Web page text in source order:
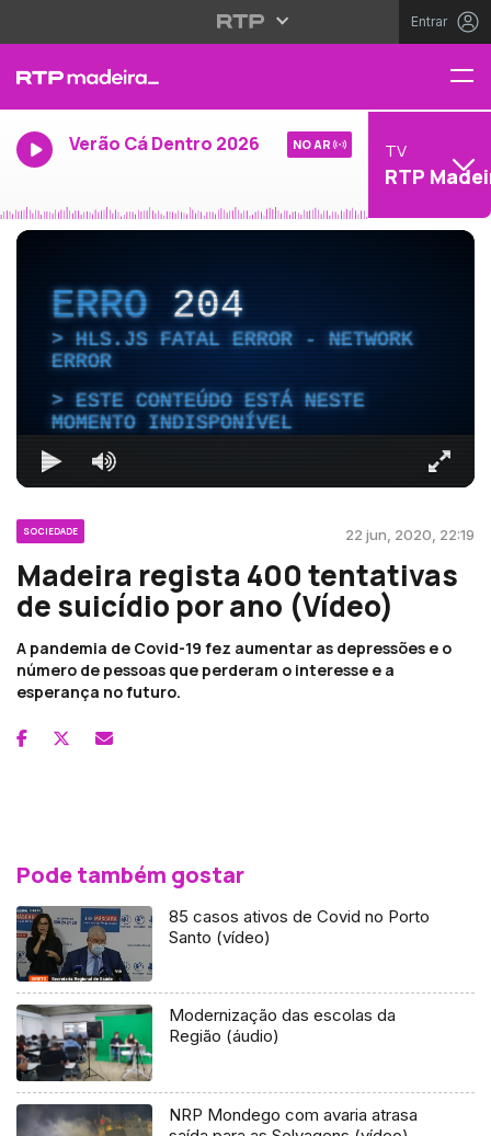
Entrar
Verão Cá Dentro 2026 NO AR TV
RTP
ERRO204
HLS.JS FATAL ERROR - NETWORK
ERROR
ESTE CONTEÚDO ESTÁ NESTE
MOMENTO INDISPONÍVEL
SOCIEDADE 22 jun, 2020, 22:19
Madeira regista 400 tentativas
de suicídio por ano (Vídeo)
A pandemia de Covid-19 fez aumentar as depressões e o
número de pessoas que perderam o interesse e a
esperança no futuro.
Pode também gostar
85 casos ativos de Covid no Porto
Santo (vídeo)
Modernização das escolas da
Região (áudio)
NRP Mondego com avaria atrasa